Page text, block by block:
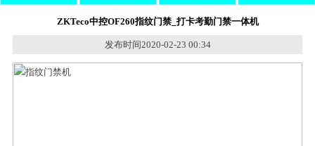
ZKTeco中控OF260指纹门禁_打卡考勤门禁一体机
发布时间2020-02-23 00:34